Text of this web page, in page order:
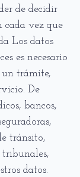
de decidir
vez que
Los datos
es necesario
un trámite,
De
bancos,
tránsito,
tribunales,
datos.